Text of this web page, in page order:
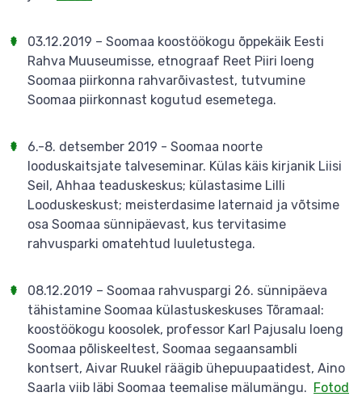
03.12.2019 – Soomaa koostöökogu õppekäik Eesti
Rahva Muuseumisse, etnograaf Reet Piiri loeng
Soomaa piirkonna rahvarõivastest, tutvumine
Soomaa piirkonnast kogutud esemetega.
6.-8. detsember 2019 - Soomaa noorte
looduskaitsjate talveseminar. Külas käis kirjanik Liisi
Seil, Ahhaa teaduskeskus; külastasime Lilli
Looduskeskust; meisterdasime laternaid ja võtsime
osa Soomaa sünnipäevast, kus tervitasime
rahvusparki omatehtud luuletustega.
08.12.2019 – Soomaa rahvuspargi 26. sünnipäeva
tähistamine Soomaa külastuskeskuses Tõramaal:
koostöökogu koosolek, professor Karl Pajusalu loeng
Soomaa põliskeeltest, Soomaa segaansambli
kontsert, Aivar Ruukel räägib ühepuupaatidest, Aino
Saarla viib läbi Soomaa teemalise mälumängu. Fotod